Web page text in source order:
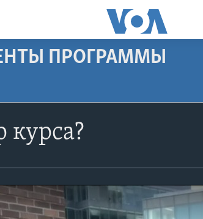
ПРОГРАММЫ
курса?